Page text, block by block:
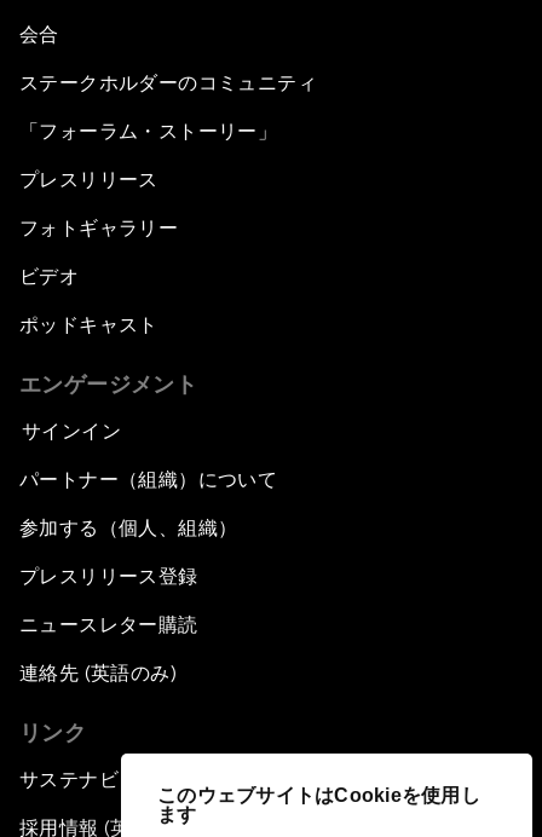
このウェブサイトはCookieを使用し
ます
会合
ステークホルダーのコミュニティ
「フォーラム・ストーリー」
プレスリリース
フォトギャラリー
ビデオ
ポッドキャスト
エンゲージメント
サインイン
パートナー（組織）について
参加する（個人、組織）
プレスリリース登録
ニュースレター購読
連絡先 (英語のみ)
リンク
サステナビリティへの取り組み
採用情報 (英語のみ)